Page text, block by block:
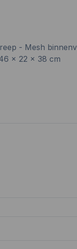
- Mesh
x 22 x 38 cm